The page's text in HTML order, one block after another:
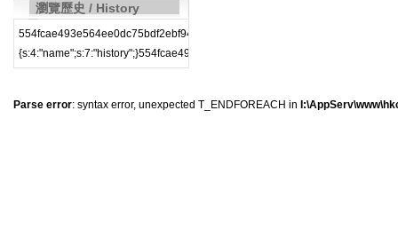
瀏覽歷史 / History
554fcae493e564ee0dc75bdf2ebf94cahistory|a:1:
{s:4:"name";s:7:"history";}554fcae493e564ee0dc75bdf2ebf94ca
Parse error: syntax error, unexpected T_ENDFOREACH in